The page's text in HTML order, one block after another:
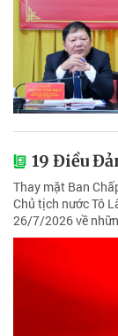
19 Điều
Thay mặt Ban
Chủ tịch nước Tô
26/7/2026 về